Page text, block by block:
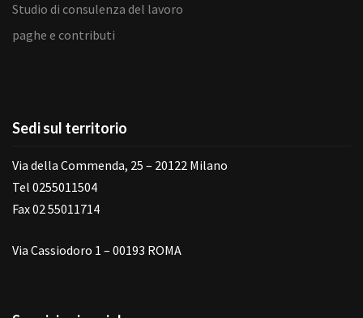
Studio di consulenza del lavoro
paghe e contributi
Sedi sul territorio
Via della Commenda, 25 – 20122 Milano
Tel 0255011504
Fax 02 55011714
Via Cassiodoro 1 – 00193 ROMA